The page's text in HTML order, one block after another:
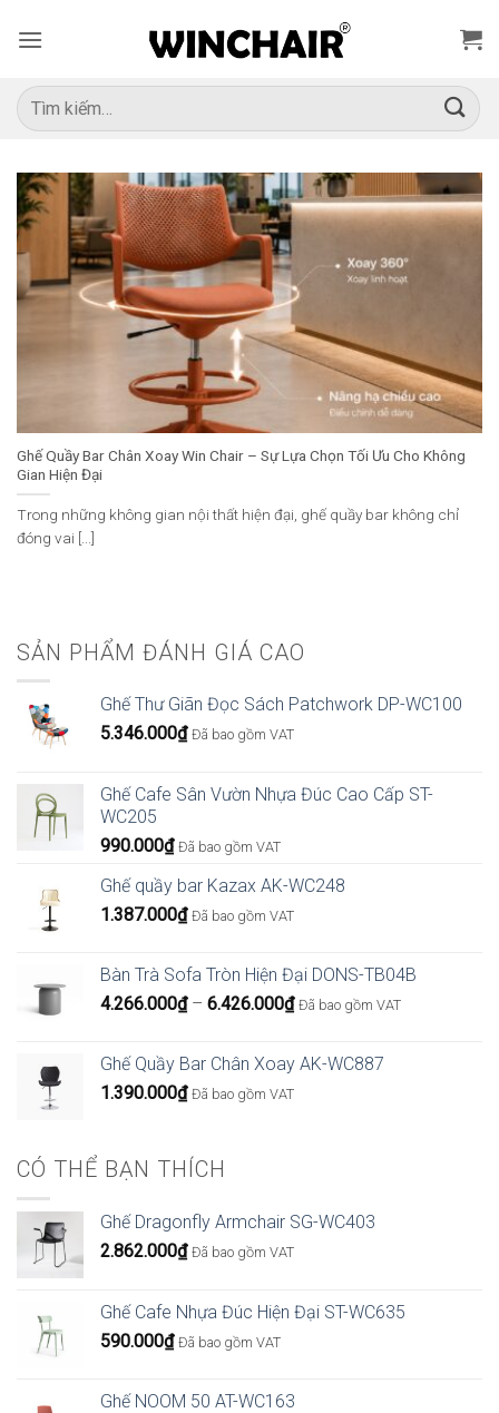
qua
dung
Tìm
kiếm:
Ghế Quầy Bar Chân Xoay Win Chair – Sự Lựa Chọn Tối Ưu Cho Không
Gian Hiện Đại
Trong những không gian nội thất hiện đại, ghế quầy bar không chỉ
đóng vai [...]
SẢN PHẨM ĐÁNH GIÁ CAO
Ghế Thư Giãn Đọc Sách Patchwork DP-WC100
5.346.000₫ Đã bao gồm VAT
Ghế Cafe Sân Vườn Nhựa Đúc Cao Cấp ST-
WC205
990.000₫ Đã bao gồm VAT
Ghế quầy bar Kazax AK-WC248
1.387.000₫ Đã bao gồm VAT
Bàn Trà Sofa Tròn Hiện Đại DONS-TB04B
4.266.000₫ – 6.426.000₫Khoảng
4.266.000₫
đến
Đã bao gồm VAT
Ghế Quầy Bar Chân Xoay AK-WC887
1.390.000₫ Đã bao gồm VAT
CÓ THỂ BẠN THÍCH
Ghế Dragonfly Armchair SG-WC403
2.862.000₫ Đã bao gồm VAT
Ghế Cafe Nhựa Đúc Hiện Đại ST-WC635
590.000₫ Đã bao gồm VAT
Ghế NOOM 50 AT-WC163